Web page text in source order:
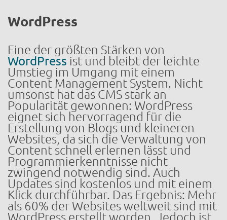
WordPress
Eine der größten Stärken von
WordPress ist und bleibt der leichte
Umstieg im Umgang mit einem
Content Management System. Nicht
umsonst hat das CMS stark an
Popularität gewonnen: WordPress
eignet sich hervorragend für die
Erstellung von Blogs und kleineren
Websites, da sich die Verwaltung von
Content schnell erlernen lässt und
Programmierkenntnisse nicht
zwingend notwendig sind. Auch
Updates sind kostenlos und mit einem
Klick durchführbar. Das Ergebnis: Mehr
als 60% der Websites weltweit sind mit